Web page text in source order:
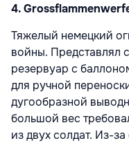
4.
Тяжелый немецкий
войны. Представлял
резервуар с
для ручной
дугообразной
большой вес
из двух солдат. Из-